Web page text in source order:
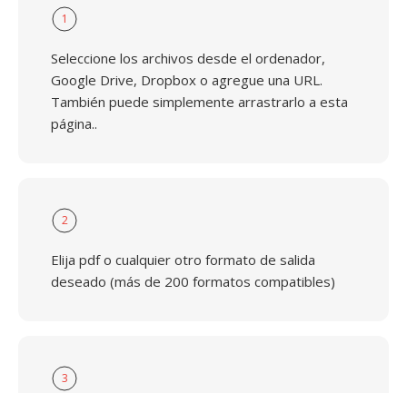
1
Seleccione los archivos desde el ordenador,
Google Drive, Dropbox o agregue una URL.
También puede simplemente arrastrarlo a esta
página..
2
Elija pdf o cualquier otro formato de salida
deseado (más de 200 formatos compatibles)
3